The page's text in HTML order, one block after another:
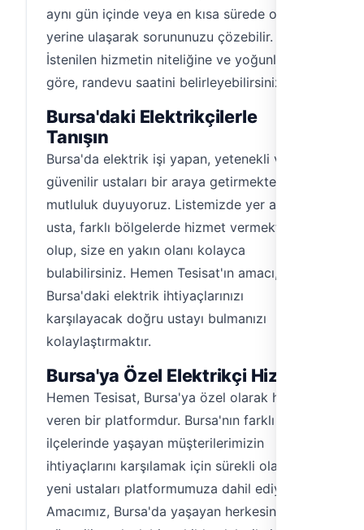
aynı gün içinde veya en kısa sürede olay
yerine ulaşarak sorununuzu çözebilir.
İstenilen hizmetin niteliğine ve yoğunluğa
göre, randevu saatini belirleyebilirsiniz.
Bursa'daki Elektrikçilerle
Tanışın
Bursa'da elektrik işi yapan, yetenekli ve
güvenilir ustaları bir araya getirmekten
mutluluk duyuyoruz. Listemizde yer alan 9
usta, farklı bölgelerde hizmet vermekte
olup, size en yakın olanı kolayca
bulabilirsiniz. Hemen Tesisat'ın amacı,
Bursa'daki elektrik ihtiyaçlarınızı
karşılayacak doğru ustayı bulmanızı
kolaylaştırmaktır.
Bursa'ya Özel Elektrikçi Hizmeti
Hemen Tesisat, Bursa'ya özel olarak hizmet
veren bir platformdur. Bursa'nın farklı
ilçelerinde yaşayan müşterilerimizin
ihtiyaçlarını karşılamak için sürekli olarak
yeni ustaları platformumuza dahil ediyoruz.
Amacımız, Bursa'da yaşayan herkesin